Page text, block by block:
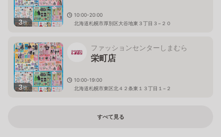
3枚
10:00-20:00
北海道札幌市厚別区大谷地東３丁目３−２０
3枚
ファッションセンターしまむら
栄町店
10:00-19:00
北海道札幌市東区北４２条東１３丁目１−２
すべて見る